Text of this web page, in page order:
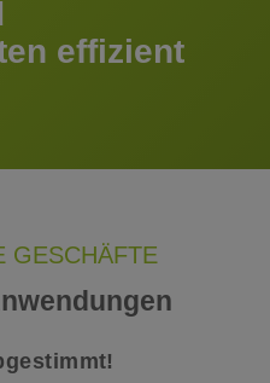
effizient
GESCHÄFTE